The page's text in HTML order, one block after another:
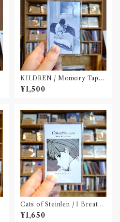
KILDREN / Memory Tape
(cassette/ダウンロードQRコ
ード封入)
¥1,500
Cats of Steinlen / I Breathe
Next to You(tape)※特典:un
gulateステッカー
¥1,650